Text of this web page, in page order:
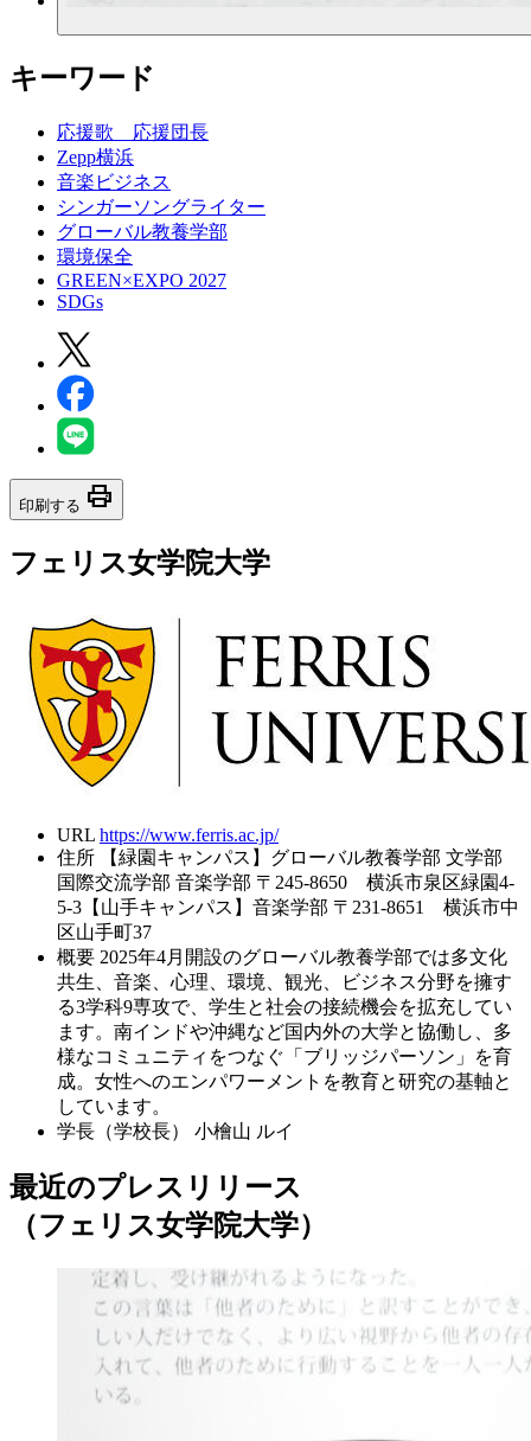
キーワード
応援歌 応援団長
Zepp横浜
音楽ビジネス
シンガーソングライター
グローバル教養学部
環境保全
GREEN×EXPO 2027
SDGs
印刷する print
フェリス女学院大学
URL https://www.ferris.ac.jp/
住所
【緑園キャンパス】グローバル教養学部 文学部
国際交流学部 音楽学部 〒245-8650 横浜市泉区緑園4-
5-3【山手キャンパス】音楽学部 〒231-8651 横浜市中
区山手町37
概要 2025年4月開設のグローバル教養学部では多文化
共生、音楽、心理、環境、観光、ビジネス分野を擁す
る3学科9専攻で、学生と社会の接続機会を拡充してい
ます。南インドや沖縄など国内外の大学と協働し、多
様なコミュニティをつなぐ「ブリッジパーソン」を育
成。女性へのエンパワーメントを教育と研究の基軸と
しています。
学長（学校長）
小檜山 ルイ
最近のプレスリリース
（フェリス女学院大学）